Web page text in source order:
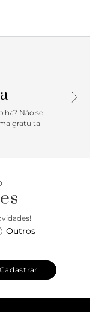
de peça com
a tira fina que
Não se
gratuita
Outros
Cadastrar